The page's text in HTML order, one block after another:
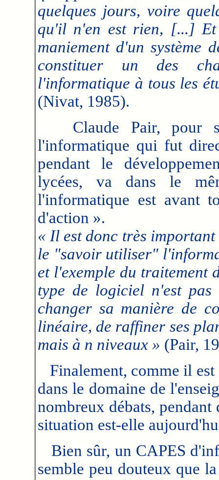
quelques jours, voire
qu'il n'en est rien, [...] Et
maniement d'un système
constituer un des
l'informatique à tous les
(Nivat, 1985).
Claude Pair, pour
l'informatique qui fut
pendant le
lycées, va dans le
l'informatique est avant
d'action ».
« Il est donc très
le "savoir utiliser"
et l'exemple du traitement
type de logiciel n'est
changer sa manière de
linéaire, de raffiner ses
mais à n niveaux » (Pair,
Finalement, comme il
dans le domaine de
nombreux débats, pendant
situation est-elle
Bien sûr, un CAPES
semble peu douteux que